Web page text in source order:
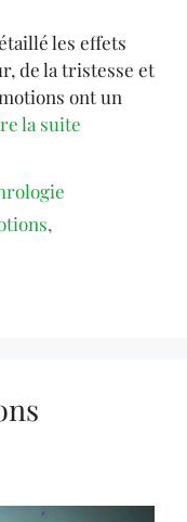
les effets
de la tristesse et
ont un
la suite
,